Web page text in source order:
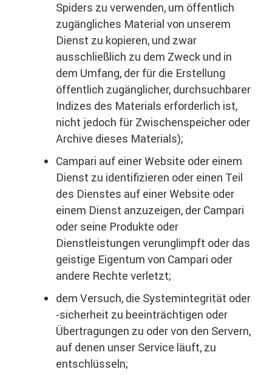
Spiders zu verwenden, um öffentlich
zugängliches Material von unserem
Dienst zu kopieren, und zwar
ausschließlich zu dem Zweck und in
dem Umfang, der für die Erstellung
öffentlich zugänglicher, durchsuchbarer
Indizes des Materials erforderlich ist,
nicht jedoch für Zwischenspeicher oder
Archive dieses Materials);
Campari auf einer Website oder einem
Dienst zu identifizieren oder einen Teil
des Dienstes auf einer Website oder
einem Dienst anzuzeigen, der Campari
oder seine Produkte oder
Dienstleistungen verunglimpft oder das
geistige Eigentum von Campari oder
andere Rechte verletzt;
dem Versuch, die Systemintegrität oder
-sicherheit zu beeinträchtigen oder
Übertragungen zu oder von den Servern,
auf denen unser Service läuft, zu
entschlüsseln;